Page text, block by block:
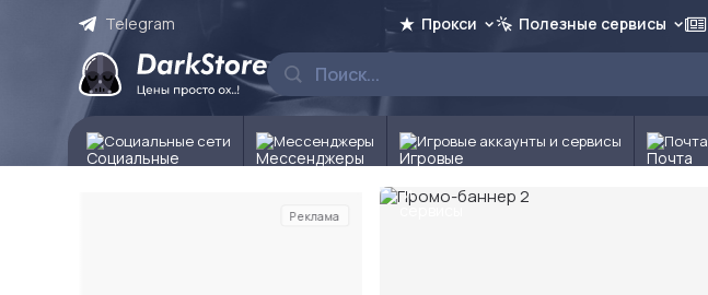
Telegram Прокси Полезные сервисы
Социальные сети Мессенджеры Игровые аккаунты и сервисы Почта
Реклама